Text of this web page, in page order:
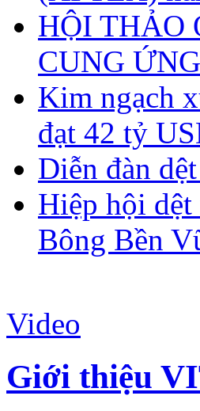
HỘI THẢO
CUNG
Kim ngạch
đạt 42 tỷ
Diễn đàn
Hiệp hội
Bông Bền
Video
Giới thiệu